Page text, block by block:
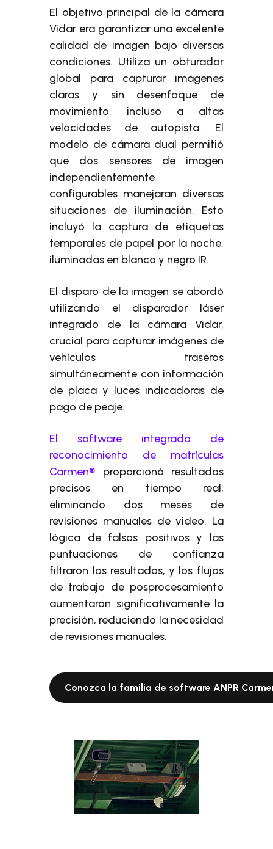
El objetivo principal de la cámara
Vidar era garantizar una excelente
calidad de imagen bajo diversas
condiciones. Utiliza un obturador
global para capturar imágenes
claras y sin desenfoque de
movimiento, incluso a altas
velocidades de autopista. El
modelo de cámara dual permitió
que dos sensores de imagen
independientemente
configurables manejaran diversas
situaciones de iluminación. Esto
incluyó la captura de etiquetas
temporales de papel por la noche,
iluminadas en blanco y negro IR.
El disparo de la imagen se abordó
utilizando el disparador láser
integrado de la cámara Vidar,
crucial para capturar imágenes de
vehículos traseros
simultáneamente con información
de placa y luces indicadoras de
pago de peaje.
El software integrado de
reconocimiento de matrículas
Carmen® proporcionó resultados
precisos en tiempo real,
eliminando dos meses de
revisiones manuales de video. La
lógica de falsos positivos y las
puntuaciones de confianza
filtraron los resultados, y los flujos
de trabajo de posprocesamiento
aumentaron significativamente la
precisión, reduciendo la necesidad
de revisiones manuales.
Conozca la familia de software ANPR